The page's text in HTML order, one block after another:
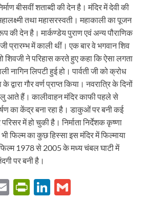
बीसवीं शताब्दी की देन है। मंदिर में देवी की
तथा महासरस्वती। महाकाली का पूजन
की देन है। मार्कण्डेय पुराण एवं अन्य पौराणिक
प्रारम्भ में काली थीं। एक बार वे भगवान शिव
शिवजी ने परिहास करते हुए कहा कि ऐसा लगता
नागिन लिपटी हुई हो। पार्वती जी को क्रोध
गौर वर्ण प्राप्त किया। नवरात्रि के दिनों
आते हैं। कालीवाहन मंदिर काफी पहले से
का केंद्र बना रहा है। डाकुओं पर बनी कई
में हो चुकी है। निर्माता निर्देशक कृष्णा
फिल्म का कुछ हिस्सा इस मंदिर में फिल्माया
1978 से 2005 के मध्य चंबल घाटी में
पर बनी है।
E
P
Li